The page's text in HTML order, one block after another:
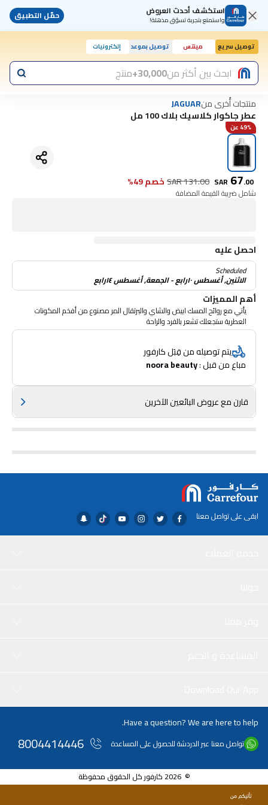
استكشف أحدث العروض
واستمتع بتجربة تسوّق مذهلة! حمّل التطبيق
توصيل سريع مينتس توصيل بموعد إلكترونيات
ابحث بين أكثر من30,000+ منتج
منتجات أُخرى منJAGUAR
عطر جاكوار كلاسيك بلاك 100 مل
49% عن
SAR 67.00
SAR131.00 خصم 49%
شامل ضريبة القيمة المضافة
احصل عليه
Scheduled
الاثنين, أغسطس ١٠رابع - الجمعة, أغسطس ١٤رابع
أهم المميزات
يأتي مع روائح المسك ابيض والشاي والبرتقال المر مصنوع من أفخم المكونات
العطرية ستجعلك تشعر بالفرد والراحة
يتم توصيله من قِبَل كارفور
مباع من قبل : noora beauty
قارن مع عروض البائعين الآخرين
ابقى على تواصل معنا
Have a question? We are here to help.
تواصل معنا عبر الدردشة للحصول على المساعدة 8004414446
© 2026 كارفور كل الحقوق محفوظة